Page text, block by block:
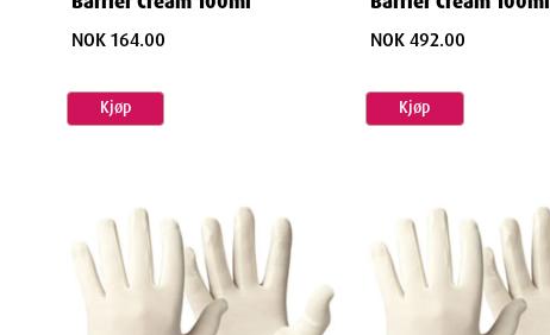
NOK 164.00
Kjøp
NOK 492.00
Kjøp